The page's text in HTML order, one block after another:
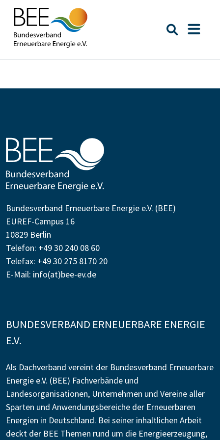
Suche
Bundesverband Erneuerbare Energie e.V. (BEE)
EUREF-Campus 16
10829 Berlin
Telefon: +49 30 240 08 60
Telefax: +49 30 275 8170 20
E-Mail: info(at)bee-ev.de
BUNDESVERBAND ERNEUERBARE ENERGIE
E.V.
Als Dachverband vereint der Bundesverband Erneuerbare
Energie e.V. (BEE) Fachverbände und
Landesorganisationen, Unternehmen und Vereine aller
Sparten und Anwendungsbereiche der Erneuerbaren
Energien in Deutschland. Bei seiner inhaltlichen Arbeit
deckt der BEE Themen rund um die Energieerzeugung,